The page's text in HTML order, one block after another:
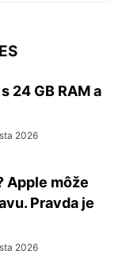
24 GB RAM a
2026
Apple môže
Pravda je
2026